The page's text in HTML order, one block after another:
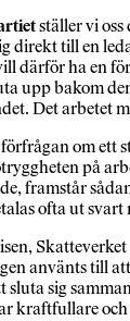
ställer vi
direkt till en
därför ha en
upp bakom
Det arbetet
förfrågan om ett
på
framstår
ofta ut
använts till
sluta sig
kraftfullare